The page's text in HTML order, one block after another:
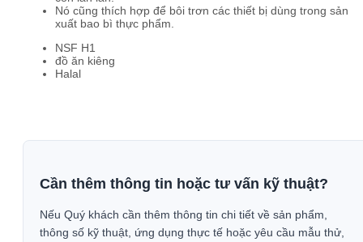
Nó cũng thích hợp để bôi trơn các thiết bị dùng trong sản
xuất bao bì thực phẩm.
NSF H1
đồ ăn kiêng
Halal
Cần thêm thông tin hoặc tư vấn kỹ thuật?
Nếu Quý khách cần thêm thông tin chi tiết về sản phẩm,
thông số kỹ thuật, ứng dụng thực tế hoặc yêu cầu mẫu thử,